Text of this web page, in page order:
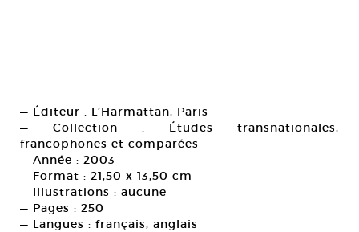
— Éditeur : L’Harmattan, Paris
— Collection : Études transnationales,
francophones et comparées
— Année : 2003
— Format : 21,50 x 13,50 cm
— Illustrations : aucune
— Pages : 250
— Langues : français, anglais